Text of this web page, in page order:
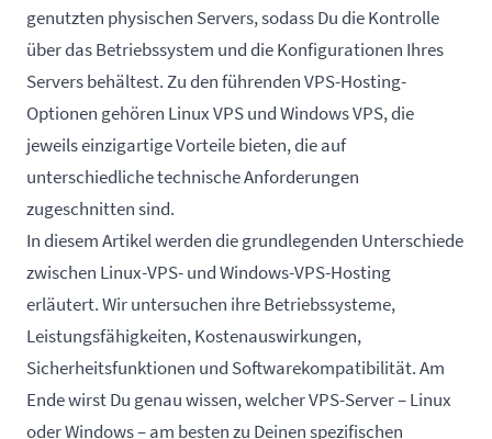
genutzten physischen Servers, sodass Du die Kontrolle
über das Betriebssystem und die Konfigurationen Ihres
Servers behältest. Zu den führenden VPS-Hosting-
Optionen gehören Linux VPS und Windows VPS, die
jeweils einzigartige Vorteile bieten, die auf
unterschiedliche technische Anforderungen
zugeschnitten sind.
In diesem Artikel werden die grundlegenden Unterschiede
zwischen Linux-VPS- und Windows-VPS-Hosting
erläutert. Wir untersuchen ihre Betriebssysteme,
Leistungsfähigkeiten, Kostenauswirkungen,
Sicherheitsfunktionen und Softwarekompatibilität. Am
Ende wirst Du genau wissen, welcher VPS-Server – Linux
oder Windows – am besten zu Deinen spezifischen